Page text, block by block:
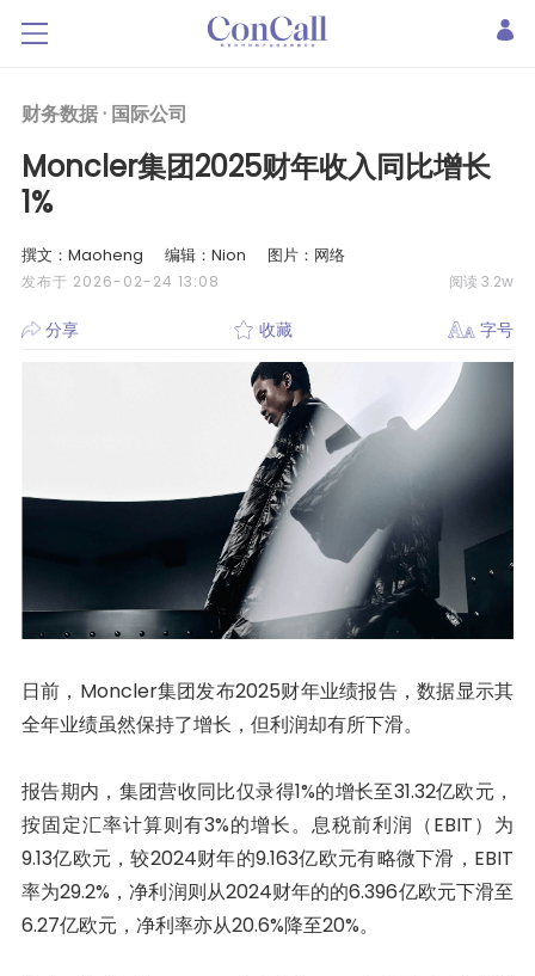
财务数据 · 国际公司
Moncler集团2025财年收入同比增长
1%
撰文：Maoheng 编辑：Nion 图片：网络
发布于 2026-02-24 13:08 阅读 3.2w
分享 收藏 字号
日前，Moncler集团发布2025财年业绩报告，数据显示其
全年业绩虽然保持了增长，但利润却有所下滑。
报告期内，集团营收同比仅录得1%的增长至31.32亿欧元，
按固定汇率计算则有3%的增长。息税前利润（EBIT）为
9.13亿欧元，较2024财年的9.163亿欧元有略微下滑，EBIT
率为29.2%，净利润则从2024财年的的6.396亿欧元下滑至
6.27亿欧元，净利率亦从20.6%降至20%。